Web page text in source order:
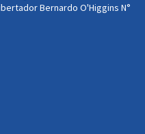
Bernardo O'Higgins N°